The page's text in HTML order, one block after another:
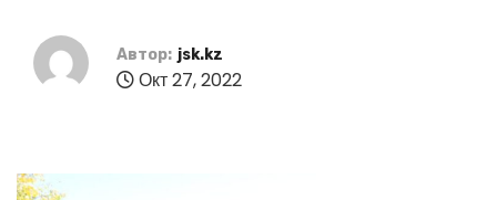
Автор: jsk.kz
Окт 27, 2022